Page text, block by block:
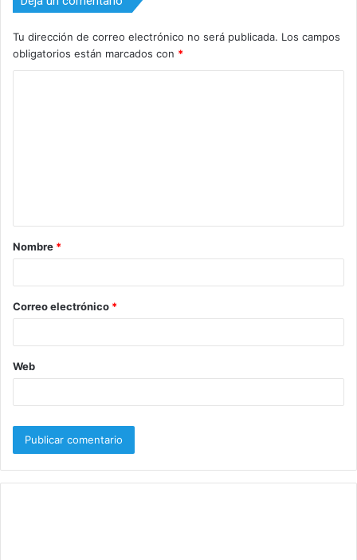
Tu dirección de correo electrónico no será publicada. Los campos
obligatorios están marcados con *
a
r
*
Nombre *
Correo electrónico *
Web